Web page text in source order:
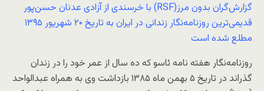
گزارش‌گران بدون مرز(RSF) با خرسندی از آزادی عدنان حسن‌پور
قدیمی‌ترین روزنامه‌نگار زندانی در ایران به تاریخ ۲۰ شهریور ۱۳۹۵
مطلع شده است
روزنامه‌نگار هفته نامه ئاسو که ده سال از عمر خود را در زندان
گذراند در تاریخ ۵ بهمن ماه ١٣٨۵ بازداشت وی به همراه عبدالواحد